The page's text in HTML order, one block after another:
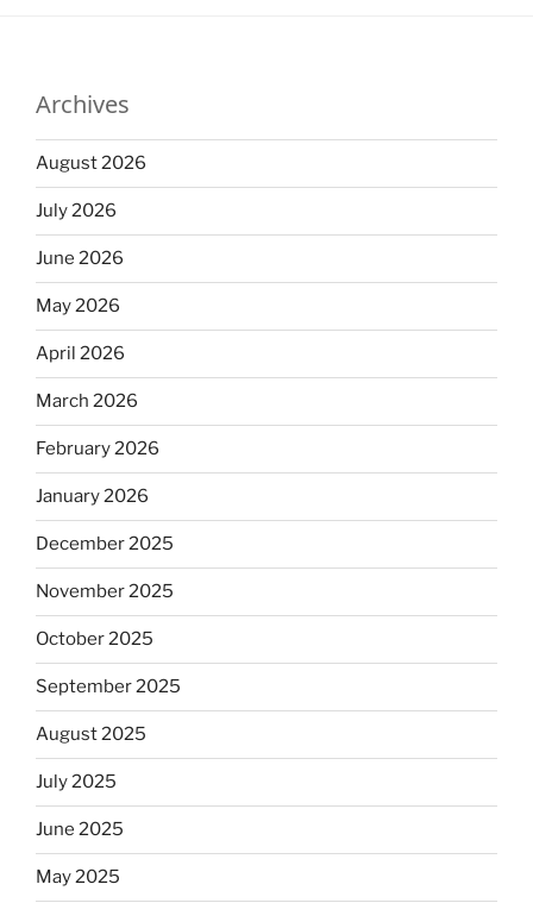
Archives
August 2026
July 2026
June 2026
May 2026
April 2026
March 2026
February 2026
January 2026
December 2025
November 2025
October 2025
September 2025
August 2025
July 2025
June 2025
May 2025